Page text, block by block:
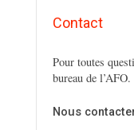
Contact
Pour toutes
bureau de l’AFO.
Nous